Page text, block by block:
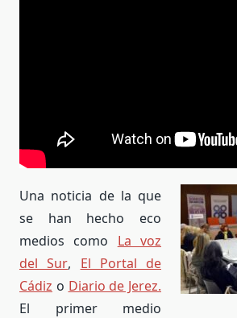
Una noticia de la que
se han hecho eco
medios como La voz
del Sur, El Portal de
Cádiz o Diario de Jerez.
El primer medio